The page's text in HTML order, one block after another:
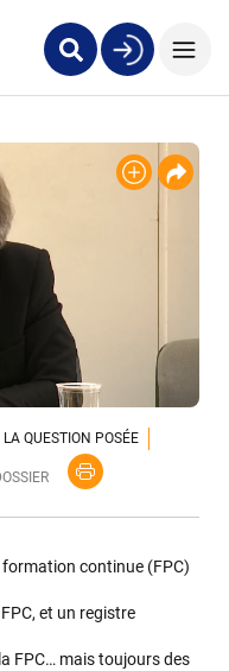
LA QUESTION POSÉE
continue (FPC)
et un registre
FPC… mais toujours des